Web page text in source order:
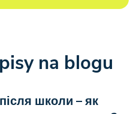
na blogu
школи – як